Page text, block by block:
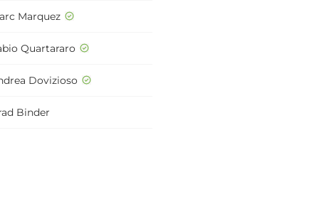
Marquez
Quartararo
Dovizioso
Binder